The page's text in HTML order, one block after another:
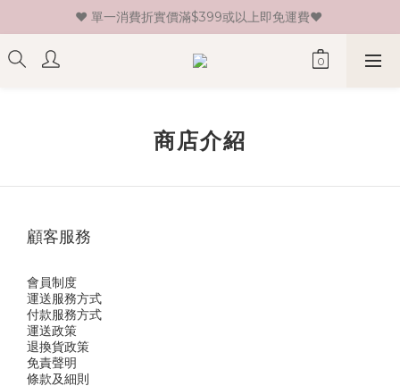
♥ 新會員登記即送HK$30 現金卷♥
♥ 單一消費折實價滿$399或以上即免運費♥
♥ 新會員登記即送HK$30 現金卷♥
商店介紹
顧客服務
會員制度
運送服務方式
付款服務方式
運送政策
退換貨政策
免責聲明
條款及細則